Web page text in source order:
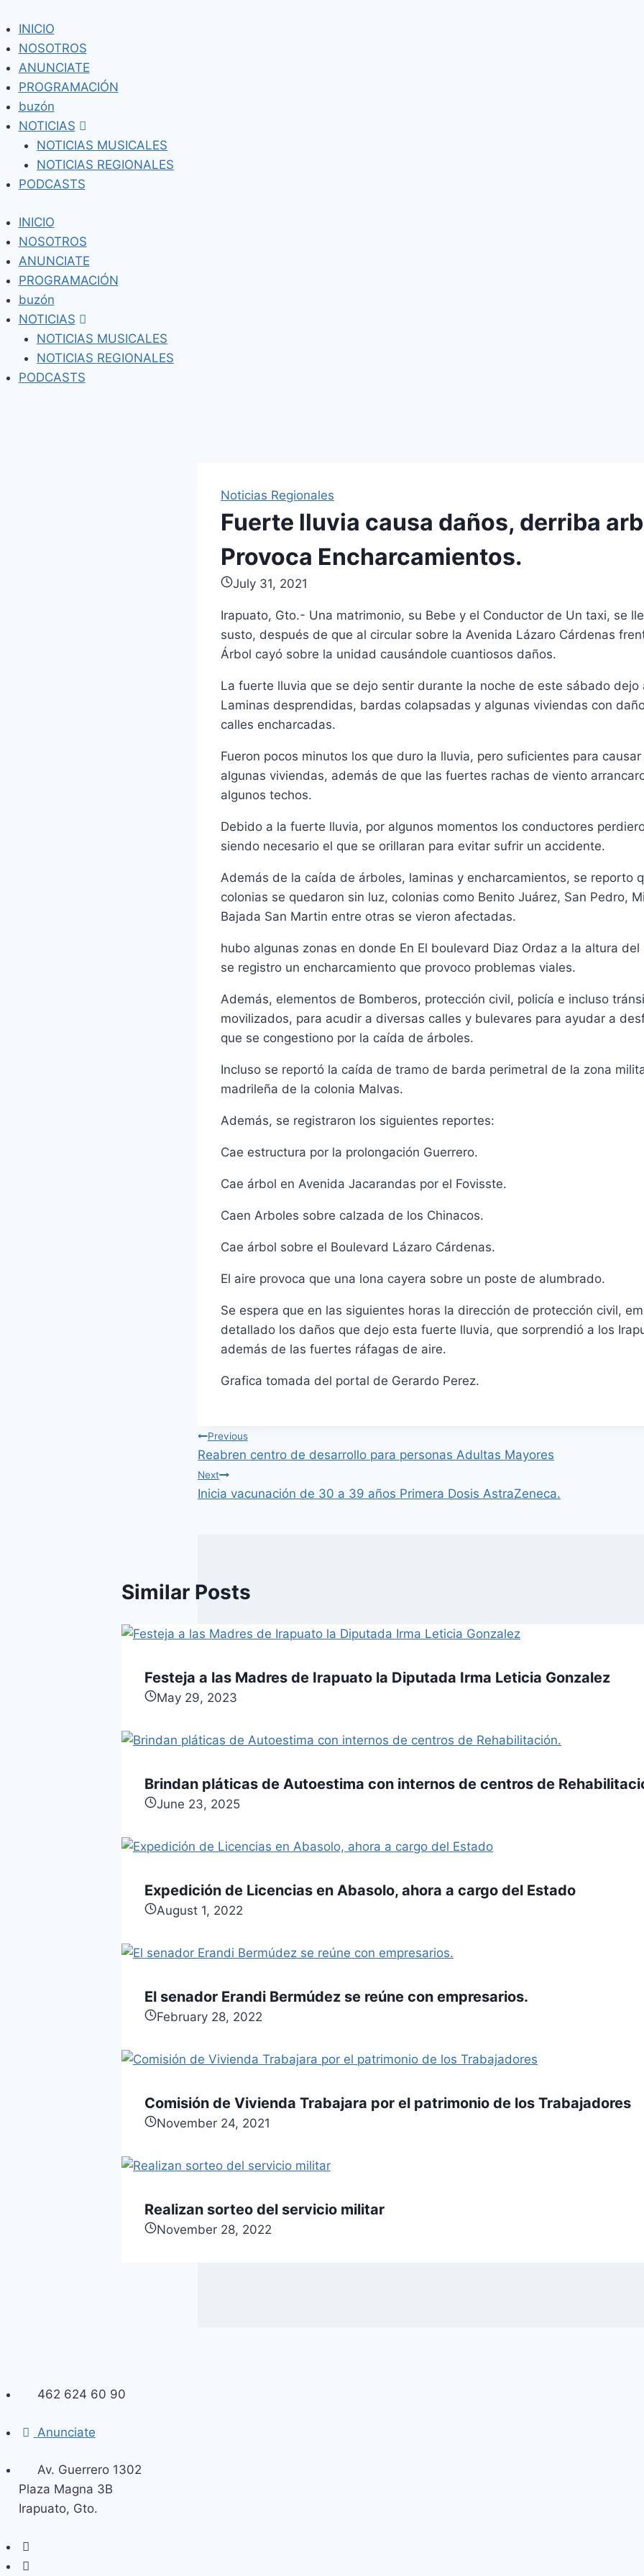
to
content
INICIO
NOSOTROS
ANUNCIATE
PROGRAMACIÓN
buzón
NOTICIAS
NOTICIAS MUSICALES
NOTICIAS REGIONALES
PODCASTS
INICIO
NOSOTROS
ANUNCIATE
PROGRAMACIÓN
buzón
NOTICIAS
NOTICIAS MUSICALES
NOTICIAS REGIONALES
PODCASTS
Noticias Regionales
Fuerte lluvia causa daños, derriba
Provoca Encharcamientos.
July 31, 2021
Irapuato, Gto.- Una matrimonio, su Bebe y el Conductor de Un taxi, se
susto, después de que al circular sobre la Avenida Lázaro Cárdenas
Árbol cayó sobre la unidad causándole cuantiosos daños.
La fuerte lluvia que se dejo sentir durante la noche de este sábado dejo
Laminas desprendidas, bardas colapsadas y algunas viviendas con
calles encharcadas.
Fueron pocos minutos los que duro la lluvia, pero suficientes para
algunas viviendas, además de que las fuertes rachas de viento
algunos techos.
Debido a la fuerte lluvia, por algunos momentos los conductores
siendo necesario el que se orillaran para evitar sufrir un accidente.
Además de la caída de árboles, laminas y encharcamientos, se reporto
colonias se quedaron sin luz, colonias como Benito Juárez, San Pedro,
Bajada San Martin entre otras se vieron afectadas.
hubo algunas zonas en donde En El boulevard Diaz Ordaz a la altura
se registro un encharcamiento que provoco problemas viales.
Además, elementos de Bomberos, protección civil, policía e incluso
movilizados, para acudir a diversas calles y bulevares para ayudar a
que se congestiono por la caída de árboles.
Incluso se reportó la caída de tramo de barda perimetral de la zona
madrileña de la colonia Malvas.
Además, se registraron los siguientes reportes:
Cae estructura por la prolongación Guerrero.
Cae árbol en Avenida Jacarandas por el Fovisste.
Caen Arboles sobre calzada de los Chinacos.
Cae árbol sobre el Boulevard Lázaro Cárdenas.
El aire provoca que una lona cayera sobre un poste de alumbrado.
Se espera que en las siguientes horas la dirección de protección civil,
detallado los daños que dejo esta fuerte lluvia, que sorprendió a los
además de las fuertes ráfagas de aire.
Grafica tomada del portal de Gerardo Perez.
Post
navigation
Previous
Reabren centro de desarrollo para personas Adultas Mayores
Next
Inicia vacunación de 30 a 39 años Primera Dosis AstraZeneca.
Similar Posts
Festeja a las Madres de Irapuato la Diputada Irma Leticia Gonzalez
May 29, 2023
Brindan pláticas de Autoestima con internos de centros de
June 23, 2025
Expedición de Licencias en Abasolo, ahora a cargo del Estado
August 1, 2022
El senador Erandi Bermúdez se reúne con empresarios.
February 28, 2022
Comisión de Vivienda Trabajara por el patrimonio de los Trabajadores
November 24, 2021
Realizan sorteo del servicio militar
November 28, 2022
462 624 60 90
Anunciate
Av. Guerrero 1302
Plaza Magna 3B
Irapuato, Gto.